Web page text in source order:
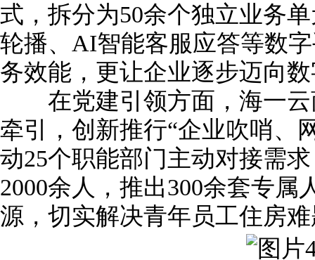
式，拆分为50余个独立业务
轮播、AI智能客服应答等数
务效能，更让企业逐步迈向
在党建引领方面，海一云
牵引，创新推行“企业吹哨、
动25个职能部门主动对接需
2000余人，推出300余套专属
源，切实解决青年员工住房